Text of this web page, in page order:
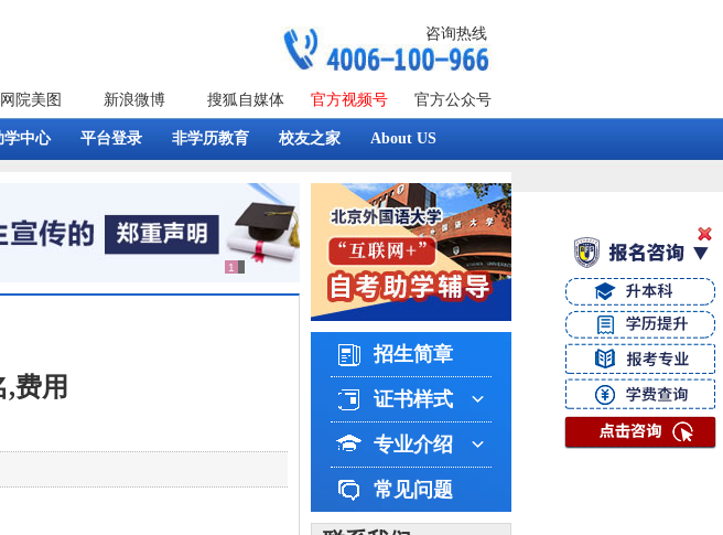
咨询热线
网院美图 新浪微博 搜狐自媒体 官方视频号 官方公众号
学中心 平台登录 非学历教育 校友之家 About US
费用
招生简章
证书样式
专业介绍
常见问题